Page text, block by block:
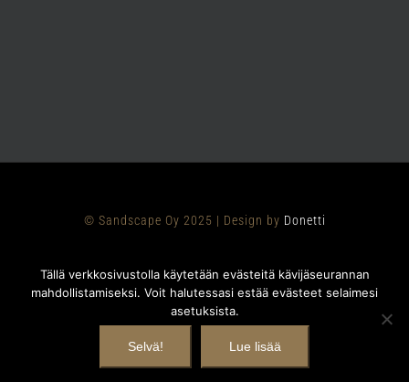
© Sandscape Oy 2025 | Design by Donetti
FacebookInstagram
Tällä verkkosivustolla käytetään evästeitä kävijäseurannan
mahdollistamiseksi. Voit halutessasi estää evästeet selaimesi
asetuksista.
Selvä! Lue lisää